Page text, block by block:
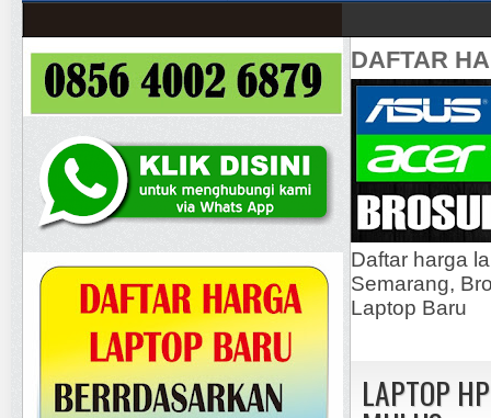
DAFTAR
Daftar harga
Semarang,
Laptop Baru
LAPTOP